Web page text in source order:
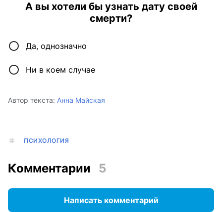
А вы хотели бы узнать дату своей
смерти?
Да, однозначно
Ни в коем случае
Автор текста: Анна Майская
ПСИХОЛОГИЯ
Комментарии 5
Написать комментарий